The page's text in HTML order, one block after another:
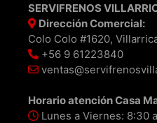
SERVIFRENOS
Dirección Comercial:
Colo Colo #1620,
+56 9 61223840
Horario atención Casa
Lunes a Viernes: 8:30